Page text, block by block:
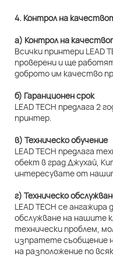
4. Контрол на
а) Контрол на
Всички принтери LEAD
проверени и ще
доброто им качество
б) Гаранционен срок
LEAD TECH предлага 2
принтер.
в) Техническо обучение
LEAD TECH предлага
обект в град Джухай,
интересувате от
г) Техническо
LEAD TECH се
обслужване на нашите
технически проблем,
изпратете съобщение
на разположение по